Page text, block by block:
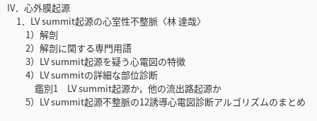
IV．心外膜起源
1．LV summit起源の心室性不整脈〈林 達哉〉
1）解剖
2）解剖に関する専門用語
3）LV summit起源を疑う心電図の特徴
4）LV summitの詳細な部位診断
鑑別1 LV summit起源か，他の流出路起源か
5）LV summit起源不整脈の12誘導心電図診断アルゴリズムのまとめ